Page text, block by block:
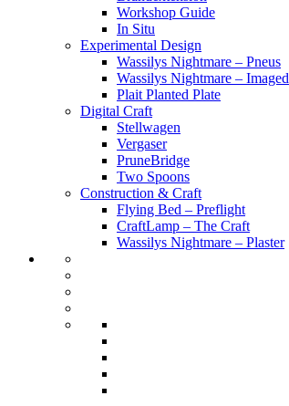
Workshop Guide
In Situ
Experimental Design
Wassilys Nightmare – Pneus
Wassilys Nightmare – Imaged
Plait Planted Plate
Digital Craft
Stellwagen
Vergaser
PruneBridge
Two Spoons
Construction & Craft
Flying Bed – Preflight
CraftLamp – The Craft
Wassilys Nightmare – Plaster